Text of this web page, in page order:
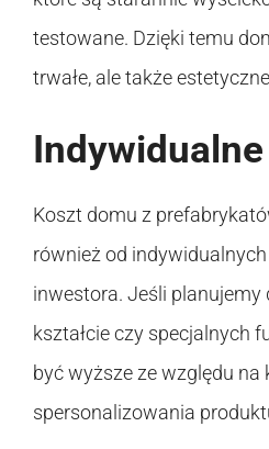
testowane. Dzięki temu
trwałe, ale także
Koszt domu z
również od
inwestora. Jeśli
kształcie czy specjalnych
być wyższe ze względu na
spersonalizowania